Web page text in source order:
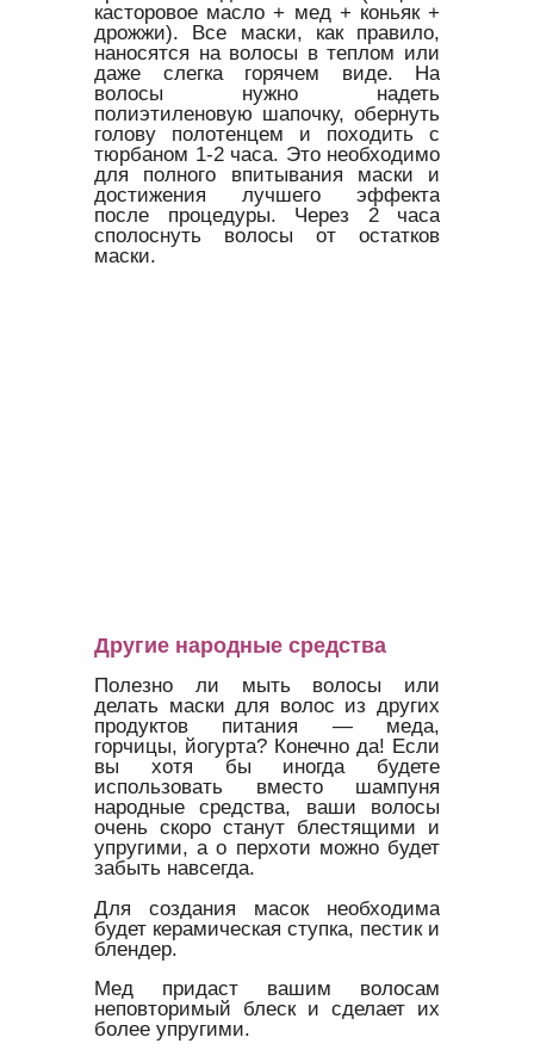
касторовое масло + мед + коньяк +
дрожжи). Все маски, как правило,
наносятся на волосы в теплом или
даже слегка горячем виде. На
волосы нужно надеть
полиэтиленовую шапочку, обернуть
голову полотенцем и походить с
тюрбаном 1-2 часа. Это необходимо
для полного впитывания маски и
достижения лучшего эффекта
после процедуры. Через 2 часа
сполоснуть волосы от остатков
маски.
Другие народные средства
Полезно ли мыть волосы или
делать маски для волос из других
продуктов питания — меда,
горчицы, йогурта? Конечно да! Если
вы хотя бы иногда будете
использовать вместо шампуня
народные средства, ваши волосы
очень скоро станут блестящими и
упругими, а о перхоти можно будет
забыть навсегда.
Для создания масок необходима
будет керамическая ступка, пестик и
блендер.
Мед придаст вашим волосам
неповторимый блеск и сделает их
более упругими.